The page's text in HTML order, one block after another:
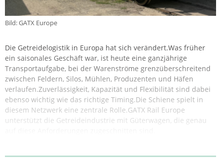
Bild: GATX Europe
Die Getreidelogistik in Europa hat sich verändert.Was früher
ein saisonales Geschäft war, ist heute eine ganzjährige
Transportaufgabe, bei der Warenströme grenzüberschreitend
zwischen Feldern, Silos, Mühlen, Produzenten und Häfen
verlaufen.Zuverlässigkeit, Kapazität und Flexibilität sind dabei
ebenso wichtig wie das richtige Timing.Die Schiene spielt in
diesem Netzwerk eine zentrale Rolle.GATX Rail Europe
unterstützt die Getreideindustrie mit Güterwagen, die genau